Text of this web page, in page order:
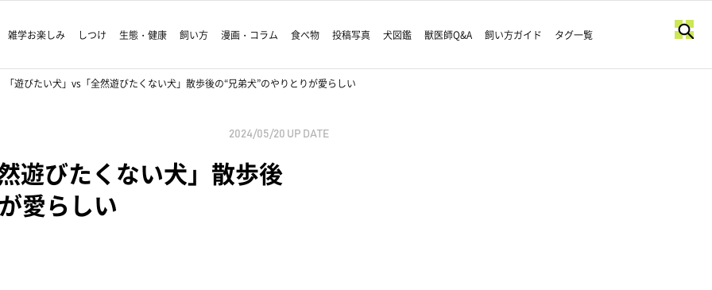
雑学お楽しみ しつけ 生態・健康 飼い方 漫画・コラム 食べ物 投稿写真 犬図鑑 獣医師Q&A 飼い方ガイド タグ一覧
「遊びたい犬」vs「全然遊びたくない犬」散歩後の“兄弟犬”のやりとりが愛らしい
2024/05/20 UP DATE
遊びたくない犬」散歩後
愛らしい